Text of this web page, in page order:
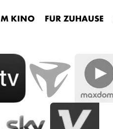
IM KINO FÜR ZUHAUSE